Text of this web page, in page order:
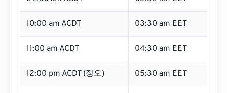
10:00 am ACDT 03:30 am EET
11:00 am ACDT 04:30 am EET
12:00 pm ACDT (정오) 05:30 am EET